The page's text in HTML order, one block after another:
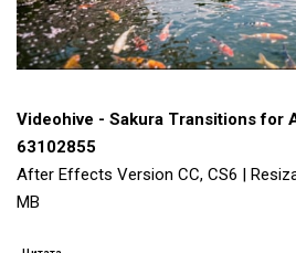
Videohive - Sakura Transitions for
63102855
After Effects Version CC, CS6 |
MB